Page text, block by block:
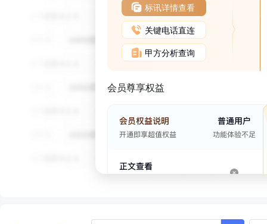
标讯详情查看
关键电话直连
甲方分析查询
会员尊享权益